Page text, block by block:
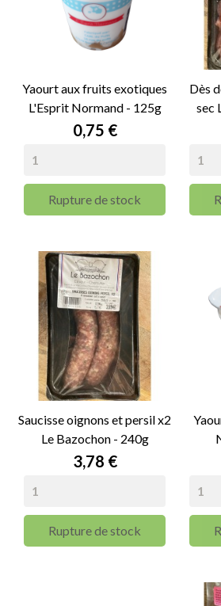
Yaourt aux fruits exotiques
L'Esprit Normand - 125g
Prix
0,75 €
Rupture de stock
Dès
sec
Saucisse oignons et persil x2
Le Bazochon - 240g
Prix
3,78 €
Rupture de stock